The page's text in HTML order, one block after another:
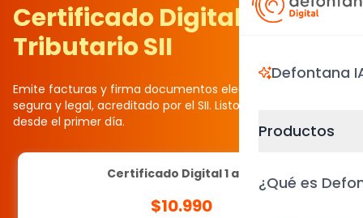
Defontana
Productos
¿Qué es
Certificado Digital
Tributario SII
Emite facturas y firma documentos electrónicos de forma
segura y legal, acreditado por el SII. Listo para facturar
desde el primer día.
Certificado Digital 1 año
$10.990